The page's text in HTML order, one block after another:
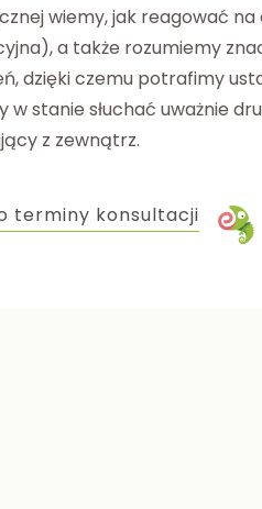
wiemy, jak reagować
a także rozumiemy
dzięki czemu potrafimy
w stanie słuchać uważnie
z zewnątrz.
terminy konsultacji